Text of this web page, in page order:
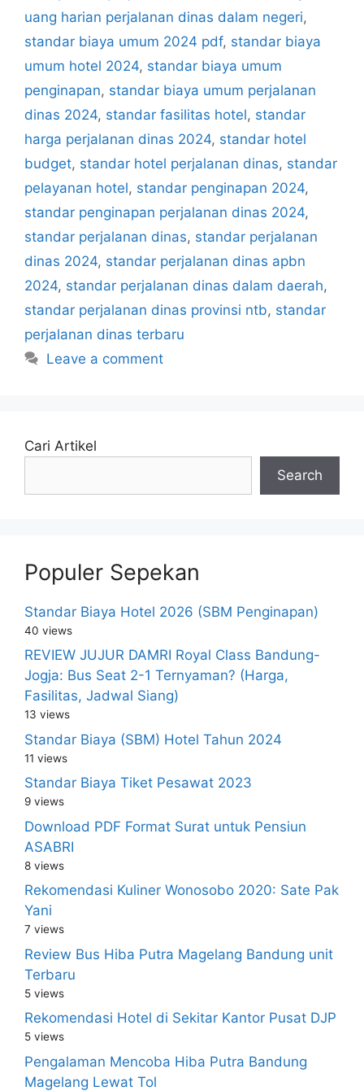
uang harian perjalanan dinas dalam negeri,
standar biaya umum 2024 pdf, standar biaya
umum hotel 2024, standar biaya umum
penginapan, standar biaya umum perjalanan
dinas 2024, standar fasilitas hotel, standar
harga perjalanan dinas 2024, standar hotel
budget, standar hotel perjalanan dinas, standar
pelayanan hotel, standar penginapan 2024,
standar penginapan perjalanan dinas 2024,
standar perjalanan dinas, standar perjalanan
dinas 2024, standar perjalanan dinas apbn
2024, standar perjalanan dinas dalam daerah,
standar perjalanan dinas provinsi ntb, standar
perjalanan dinas terbaru
Leave a comment
Cari Artikel
Search
Populer Sepekan
Standar Biaya Hotel 2026 (SBM Penginapan)
40 views
REVIEW JUJUR DAMRI Royal Class Bandung-
Jogja: Bus Seat 2-1 Ternyaman? (Harga,
Fasilitas, Jadwal Siang)
13 views
Standar Biaya (SBM) Hotel Tahun 2024
11 views
Standar Biaya Tiket Pesawat 2023
9 views
Download PDF Format Surat untuk Pensiun
ASABRI
8 views
Rekomendasi Kuliner Wonosobo 2020: Sate Pak
Yani
7 views
Review Bus Hiba Putra Magelang Bandung unit
Terbaru
5 views
Rekomendasi Hotel di Sekitar Kantor Pusat DJP
5 views
Pengalaman Mencoba Hiba Putra Bandung
Magelang Lewat Tol